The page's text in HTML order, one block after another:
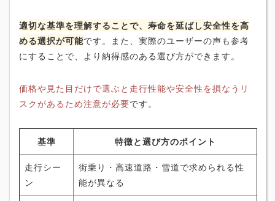
適切な基準を理解することで、寿命を延ばし安全性を高
める選択が可能です。また、実際のユーザーの声も参考
にすることで、より納得感のある選び方ができます。
価格や見た目だけで選ぶと走行性能や安全性を損なうリ
スクがあるため注意が必要です。
基準 特徴と選び方のポイント
走行シー
ン
街乗り・高速道路・雪道で求められる性
能が異なる